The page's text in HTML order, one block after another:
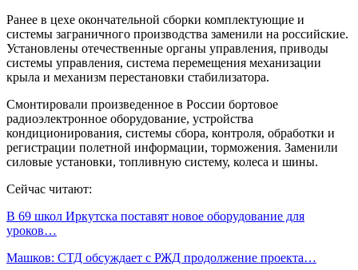
Ранее в цехе окончательной сборки комплектующие и
системы заграничного производства заменили на российские.
Установлены отечественные органы управления, приводы
системы управления, система перемещения механизации
крыла и механизм перестановки стабилизатора.
Смонтировали произведенное в России бортовое
радиоэлектронное оборудование, устройства
кондиционирования, системы сбора, контроля, обработки и
регистрации полетной информации, торможения. Заменили
силовые установки, топливную систему, колеса и шины.
Сейчас читают:
В 69 школ Иркутска поставят новое оборудование для
уроков…
Машков: СТД обсуждает с РЖД продолжение проекта…